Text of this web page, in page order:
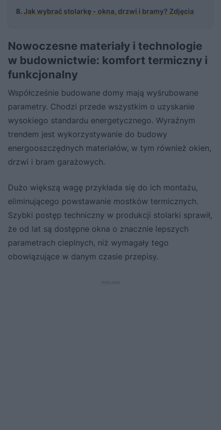
Jak wybrać stolarkę - okna, drzwi i bramy? Zdjęcia
Nowoczesne materiały i technologie
w budownictwie: komfort termiczny i
funkcjonalny
Współcześnie budowane domy mają wyśrubowane
parametry. Chodzi przede wszystkim o uzyskanie
wysokiego standardu energetycznego. Wyraźnym
trendem jest wykorzystywanie do budowy
energooszczędnych materiałów, w tym również okien,
drzwi i bram garażowych.
Dużo większą wagę przykłada się do ich montażu,
eliminującego powstawanie mostków termicznych.
Szybki postęp techniczny w produkcji stolarki sprawił,
że od lat są dostępne okna o znacznie lepszych
parametrach cieplnych, niż wymagały tego
obowiązujące w danym czasie przepisy.